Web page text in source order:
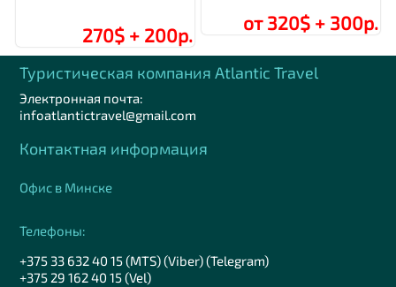
270$ + 200р.
от 320$ + 300р.
Туристическая компания Аtlantic Travel
Электронная почта:
infoatlantictravel@gmail.com
Контактная информация
Офис в Минске
Телефоны:
+375 33 632 40 15 (MTS) (Viber) (Telegram)
+375 29 162 40 15 (Vel)